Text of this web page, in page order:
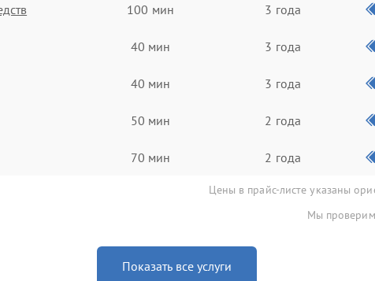
100 мин 3 года
40 мин 3 года
40 мин 3 года
50 мин 2 года
70 мин 2 года
Цены в прайс-листе указаны
Мы проверим
Показать все услуги